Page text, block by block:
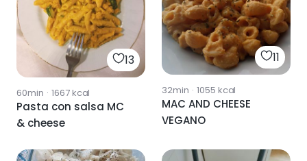
13
60min · 1667kcal
Pasta con salsa MC
& cheese
11
32min · 1055 kcal
MAC AND CHEESE
VEGANO